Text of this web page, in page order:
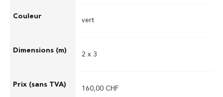
vert
2 x 3
160,00 CHF